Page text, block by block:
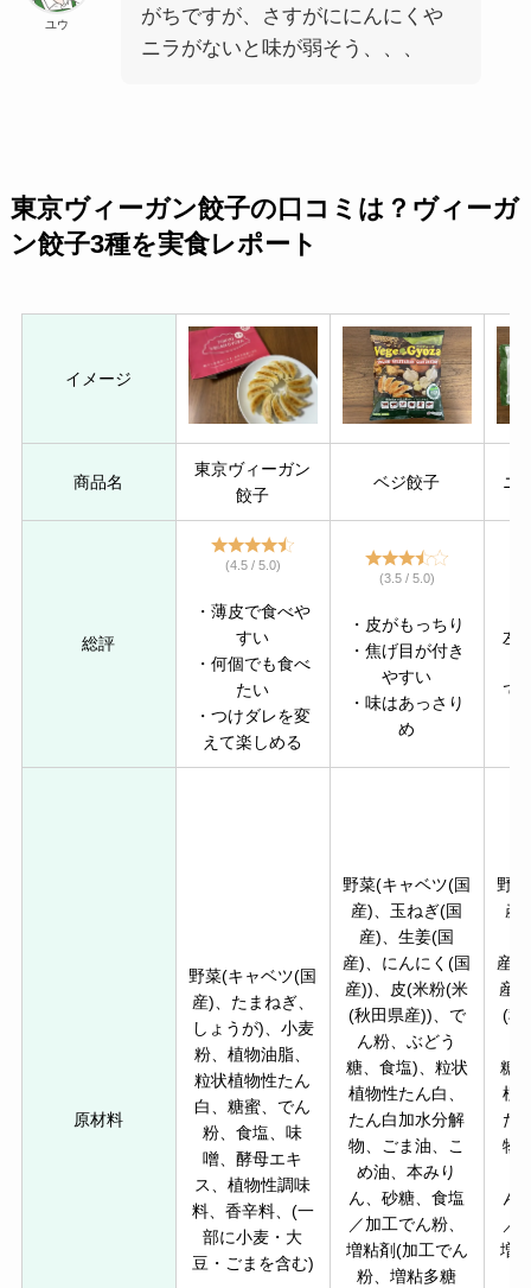
ユウ
がちですが、さすがににんにくや
ニラがないと味が弱そう、、、
東京ヴィーガン餃子の口コミは？ヴィーガ
ン餃子3種を実食レポート
イメージ
商品名
東京ヴィーガン
餃子
ベジ餃子 ニ
総評
(4.5 / 5.0)
・薄皮で食べや
すい
・何個でも食べ
たい
・つけダレを変
えて楽しめる
(3.5 / 5.0)
・皮がもっちり
・焦げ目が付き
やすい
・味はあっさり
め
左
で
原材料
野菜(キャベツ(国
産)、たまねぎ、
しょうが)、小麦
粉、植物油脂、
粒状植物性たん
白、糖蜜、でん
粉、食塩、味
噌、酵母エキ
ス、植物性調味
料、香辛料、(一
部に小麦・大
豆・ごまを含む)
野菜(キャベツ(国
産)、玉ねぎ(国
産)、生姜(国
産)、にんにく(国
産))、皮(米粉(米
(秋田県産))、で
ん粉、ぶどう
糖、食塩)、粒状
植物性たん白、
たん白加水分解
物、ごま油、こ
め油、本みり
ん、砂糖、食塩
／加工でん粉、
増粘剤(加工でん
粉、増粘多糖
野
産
産)
産
(秋
糖
植
た
物
ん
／
増